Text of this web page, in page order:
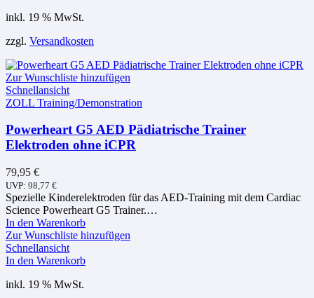
inkl. 19 % MwSt.
zzgl. Versandkosten
Zur Wunschliste hinzufügen
Schnellansicht
ZOLL Training/Demonstration
Powerheart G5 AED Pädiatrische Trainer
Elektroden ohne iCPR
79,95 €
UVP: 98,77 €
Spezielle Kinderelektroden für das AED-Training mit dem Cardiac
Science Powerheart G5 Trainer.…
In den Warenkorb
Zur Wunschliste hinzufügen
Schnellansicht
In den Warenkorb
inkl. 19 % MwSt.